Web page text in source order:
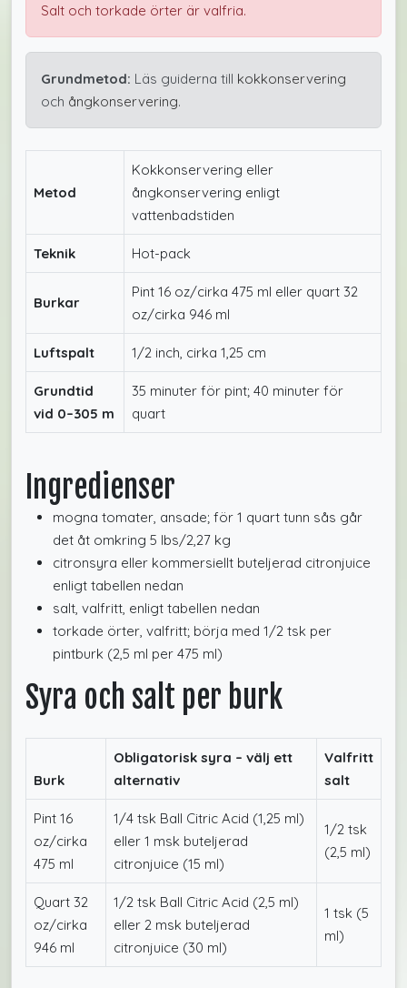
Salt och torkade örter är valfria.
Grundmetod: Läs guiderna till kokkonservering
och ångkonservering.
Metod
Kokkonservering eller
ångkonservering enligt
vattenbadstiden
Teknik Hot-pack
Burkar
Pint 16 oz/cirka 475 ml eller quart 32
oz/cirka 946 ml
Luftspalt 1/2 inch, cirka 1,25 cm
Grundtid
vid 0–305 m
35 minuter för pint; 40 minuter för
quart
Ingredienser
mogna tomater, ansade; för 1 quart tunn sås går
det åt omkring 5 lbs/2,27 kg
citronsyra eller kommersiellt buteljerad citronjuice
enligt tabellen nedan
salt, valfritt, enligt tabellen nedan
torkade örter, valfritt; börja med 1/2 tsk per
pintburk (2,5 ml per 475 ml)
Syra och salt per burk
Burk
Obligatorisk syra – välj ett
alternativ
Valfritt
salt
Pint 16
oz/cirka
475 ml
1/4 tsk Ball Citric Acid (1,25 ml)
eller 1 msk buteljerad
citronjuice (15 ml)
1/2 tsk
(2,5 ml)
Quart 32
oz/cirka
946 ml
1/2 tsk Ball Citric Acid (2,5 ml)
eller 2 msk buteljerad
citronjuice (30 ml)
1 tsk (5
ml)